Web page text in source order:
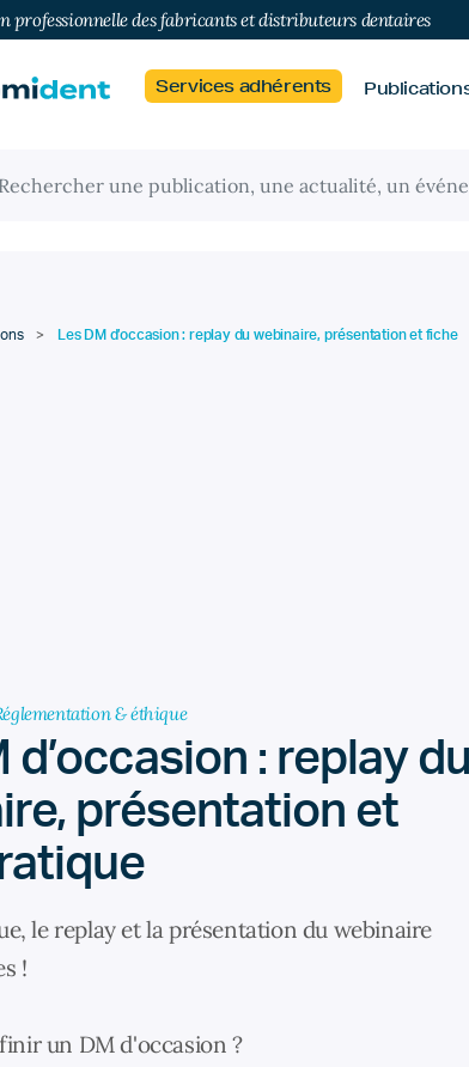
professionnelle des fabricants et distributeurs dentaires
Services adhérents
>
Les DM d’occasion : replay du webinaire, présentation et fiche
& éthique
d’occasion : replay
présentation et
le replay et la présentation du webinaire
!
un DM d'occasion ?